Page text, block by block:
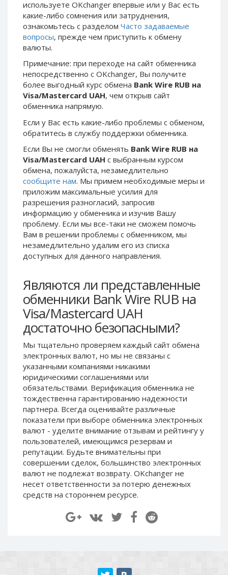
используете OKchanger впервые или у Вас есть
какие-либо сомнения или затруднения,
ознакомьтесь с разделом Часто задаваемые
вопросы, прежде чем приступить к обмену
валюты.
Примечание: при переходе на сайт обменника
непосредственно c OKchanger, Вы получите
более выгодный курс обмена Bank Wire RUB на
Visa/Mastercard UAH, чем открыв сайт
обменника напрямую.
Если у Вас есть какие-либо проблемы с обменом,
обратитесь в службу поддержки обменника.
Если Вы не смогли обменять Bank Wire RUB на
Visa/Mastercard UAH с выбранным курсом
обмена, пожалуйста, незамедлительно
сообщите нам. Мы примем необходимые меры и
приложим максимальные усилия для
разрешения разногласий, запросив
информацию у обменника и изучив Вашу
проблему. Если мы все-таки не сможем помочь
Вам в решении проблемы c обменником, мы
незамедлительно удалим его из списка
доступных для данного направления.
Являются ли представленные
обменники Bank Wire RUB на
Visa/Mastercard UAH
достаточно безопасными?
Мы тщательно проверяем каждый сайт обмена
электронных валют, но мы не связаны c
указанными компаниями никакими
юридическими соглашениями или
обязательствами. Верификация обменника не
тождественна гарантированию надежности
партнера. Всегда оценивайте различные
показатели при выборе обменника электронных
валют - уделите внимание отзывам и рейтингу у
пользователей, имеющимся резервам и
репутации. Будьте внимательны при
совершении сделок, большинство электронных
валют не подлежат возврату. OKchanger не
несет ответственности за потерю денежных
средств на стороннем ресурсе.
Skril AUD
Skril NOK
Skril SEK
Paxum EUR
Epay USD
Epay EUR
Phone Balance UAH
Phone Balance AMD
Neteller USD
Neteller EUR
Neteller INR
Neteller PLN
Neteller GBP
Neteller NOK
Neteller SEK
PaySera EUR
PaySera PLN
AliPay CNY
UnionPay CNY
Paymer RUB
Paymer UAH
Capitalist USD
Capitalist RUB
Capitalist EUR
Payoneer USD
Payoneer EUR
Revolut Binance USD
(BUSD)
Revolut USD
Revolut EUR
Piastrix USD
Skril AUD
Skril NOK
Skril SEK
Paxum EUR
Epay USD
Epay EUR
Phone Balance UAH
Phone Balance AMD
Neteller USD
Neteller EUR
Neteller INR
Neteller PLN
Neteller GBP
Neteller NOK
Neteller SEK
PaySera PLN
AliPay CNY
UnionPay CNY
Paymer RUB
Paymer UAH
Capitalist USD
Capitalist RUB
Capitalist EUR
Payoneer USD
Payoneer EUR
Revolut Binance USD
(BUSD)
Revolut USD
Revolut EUR
Revolut GBP